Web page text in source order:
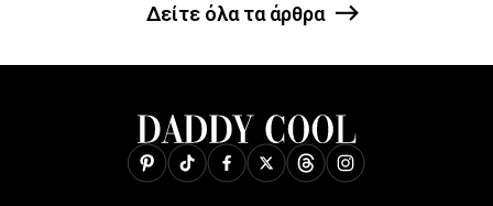
Δείτε όλα τα άρθρα